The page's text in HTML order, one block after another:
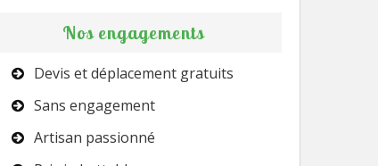
Nos engagements
Devis et déplacement gratuits
Sans engagement
Artisan passionné